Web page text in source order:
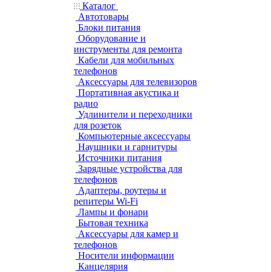
Каталог
Автотовары
Блоки питания
Оборудование и
инструменты для ремонта
Кабели для мобильных
телефонов
Аксессуары для телевизоров
Портативная акустика и
радио
Удлинители и переходники
для розеток
Компьютерные аксессуары
Наушники и гарнитуры
Источники питания
Зарядные устройства для
телефонов
Адаптеры, роутеры и
репитеры Wi-Fi
Лампы и фонари
Бытовая техника
Аксессуары для камер и
телефонов
Носители информации
Канцелярия